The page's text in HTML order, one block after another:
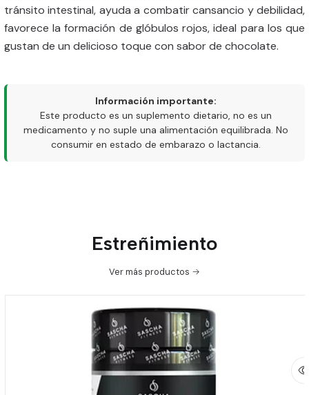
tránsito intestinal, ayuda a combatir cansancio y debilidad,
favorece la formación de glóbulos rojos, ideal para los que
gustan de un delicioso toque con sabor de chocolate.
Información importante:
Este producto es un suplemento dietario, no es un
medicamento y no suple una alimentación equilibrada. No
consumir en estado de embarazo o lactancia.
Estreñimiento
Ver más productos